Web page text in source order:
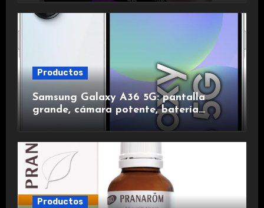
duración.
Productos
Samsung Galaxy A36 5G: pantalla
grande, cámara potente, batería
duradera y carga rápida para una
experiencia premium.
Productos